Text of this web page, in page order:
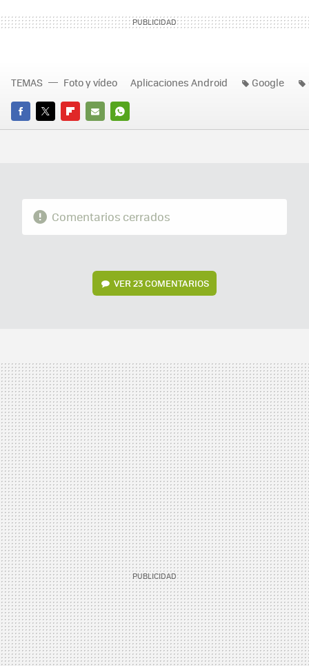
FACEBOOK
TWITTERFLIPBOARD
E-
WHATSAPP
TEMAS Foto y vídeo Aplicaciones Android Google
Comentarios cerrados
VER23 COMENTARIOS